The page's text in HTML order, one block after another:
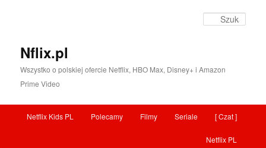
Nflix.pl
Wszystko o polskiej ofercie Netflix, HBO Max, Disney+ i Amazon
Prime Video
Menu główne
Przeskocz do tekstu [ Czat ]
Seriale
Filmy
Polecamy
Netflix Kids PL
Netflix PL